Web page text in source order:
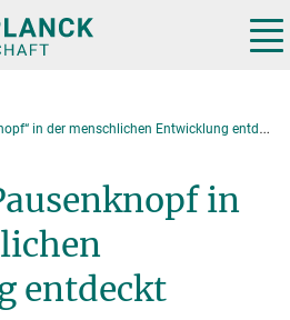
in der menschlichen Entwicklung entdeckt
in
entdeckt